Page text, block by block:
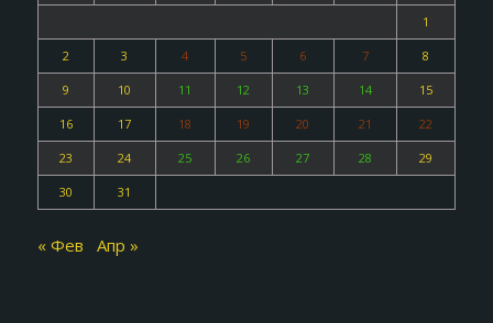
1
2 3 4 5 6 7 8
9 10 11 12 13 14 15
16 17 18 19 20 21 22
23 24 25 26 27 28 29
30 31
« Фев Апр »